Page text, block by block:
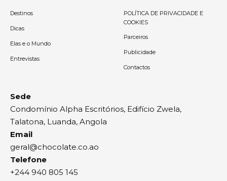
Destinos
Dicas
Elas e o Mundo
Entrevistas
POLÍTICA DE PRIVACIDADE E
COOKIES
Parceiros
Publicidade
Contactos
Sede
Condomínio Alpha Escritórios, Edifício Zwela,
Talatona, Luanda, Angola
Email
geral@chocolate.co.ao
Telefone
+244 940 805 145